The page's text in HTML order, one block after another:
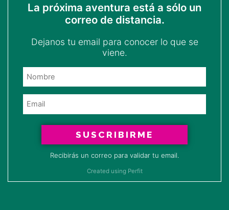
La próxima aventura está a sólo un
correo de distancia.
Dejanos tu email para conocer lo que se
viene.
SUSCRIBIRME
Recibirás un correo para validar tu email.
Created using Perfit